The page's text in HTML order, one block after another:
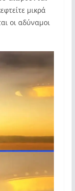
μικρά
οι αδύναμοι